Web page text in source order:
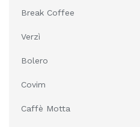
Break Coffee
Verzì
Bolero
Covim
Caffè Motta